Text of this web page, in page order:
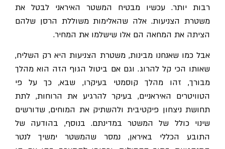
רבות יותר. עכשיו מבטיח המשטר האיראני לבטל את
משטרת הצניעות. אלה שהאלימות משוללת הרסן שלהם
הציתה את המחאה הם אלו שישלמו את המחיר.
אבל כמו שאנחנו מבינות, משטרת הצניעות היא רק השליח,
שאותו הכי קל להרוג. וגם אם ביטול הגוף הזה הוא מהלך
מבורך, זהו מהלך קוסמטי בעיקרו, שבא, כך על פי
הטוויטרים האיראניים, בעיקר להרגיע את הרוחות, לתת
תחושת ניצחון פיקטיבית ולהשתיק את המוחים, שדורשים
שינוי כולל של המשטר במדינתם. בנוסף, בהודעה של
התובע הכללי באיראן, נמסר שהמשטר ימשיך לנטר